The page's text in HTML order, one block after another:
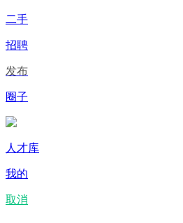
二手
招聘
发布
圈子
人才库
我的
取消